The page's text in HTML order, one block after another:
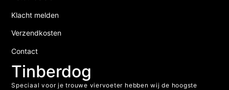
Klacht melden
Verzendkosten
Contact
Tinberdog
Speciaal voor je trouwe viervoeter hebben wij de hoogste